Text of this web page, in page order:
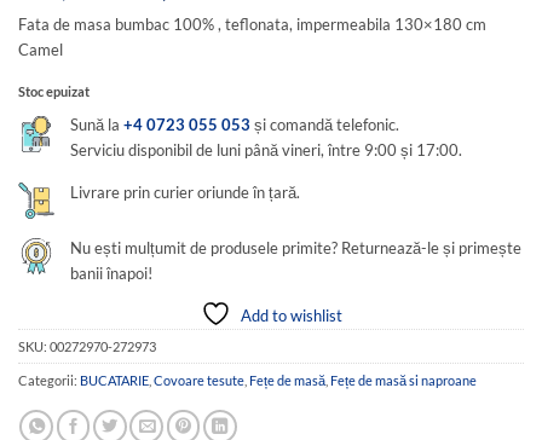
inițial
a
curent
este:
Fata de masa bumbac 100% , teflonata, impermeabila 130×180 cm
Camel
Stoc epuizat
Sună la+4 0723 055 053 și comandă telefonic.
Serviciu disponibil de luni până vineri, între 9:00 și 17:00.
Livrare prin curier oriunde în țară.
Nu ești mulțumit de produsele primite? Returnează-le și primește
banii înapoi!
Add to wishlist
SKU: 00272970-272973
Categorii: BUCATARIE Covoare tesute Fețe de masă Fețe de masă si naproane